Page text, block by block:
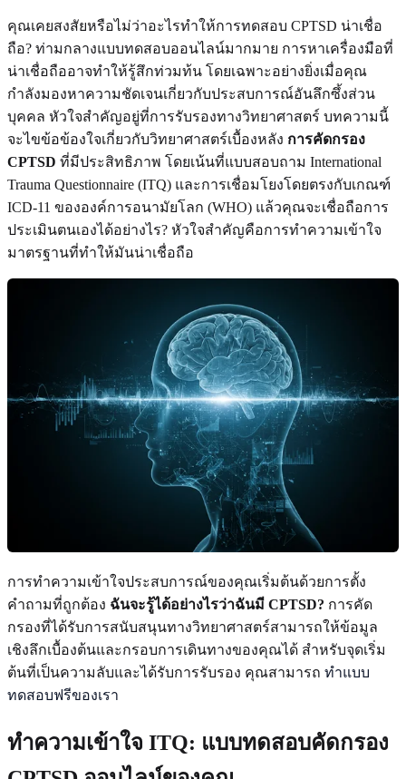
คุณเคยสงสัยหรือไม่ว่าอะไรทำให้การทดสอบ CPTSD น่าเชื่อ
ถือ? ท่ามกลางแบบทดสอบออนไลน์มากมาย การหาเครื่องมือที่
น่าเชื่อถืออาจทำให้รู้สึกท่วมท้น โดยเฉพาะอย่างยิ่งเมื่อคุณ
กำลังมองหาความชัดเจนเกี่ยวกับประสบการณ์อันลึกซึ้งส่วน
บุคคล หัวใจสำคัญอยู่ที่การรับรองทางวิทยาศาสตร์ บทความนี้
จะไขข้อข้องใจเกี่ยวกับวิทยาศาสตร์เบื้องหลัง การคัดกรอง
CPTSD ที่มีประสิทธิภาพ โดยเน้นที่แบบสอบถาม International
Trauma Questionnaire (ITQ) และการเชื่อมโยงโดยตรงกับเกณฑ์
ICD-11 ขององค์การอนามัยโลก (WHO) แล้วคุณจะเชื่อถือการ
ประเมินตนเองได้อย่างไร? หัวใจสำคัญคือการทำความเข้าใจ
มาตรฐานที่ทำให้มันน่าเชื่อถือ
การทำความเข้าใจประสบการณ์ของคุณเริ่มต้นด้วยการตั้ง
คำถามที่ถูกต้อง ฉันจะรู้ได้อย่างไรว่าฉันมี CPTSD? การคัด
กรองที่ได้รับการสนับสนุนทางวิทยาศาสตร์สามารถให้ข้อมูล
เชิงลึกเบื้องต้นและกรอบการเดินทางของคุณได้ สำหรับจุดเริ่ม
ต้นที่เป็นความลับและได้รับการรับรอง คุณสามารถ ทำแบบ
ทดสอบฟรีของเรา
ทำความเข้าใจ ITQ: แบบทดสอบคัดกรอง